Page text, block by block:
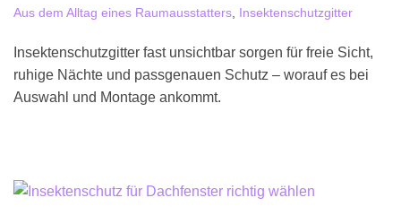
Aus dem Alltag eines Raumausstatters Insektenschutzgitter
Insektenschutzgitter fast unsichtbar sorgen für freie Sicht,
ruhige Nächte und passgenauen Schutz – worauf es bei
Auswahl und Montage ankommt.